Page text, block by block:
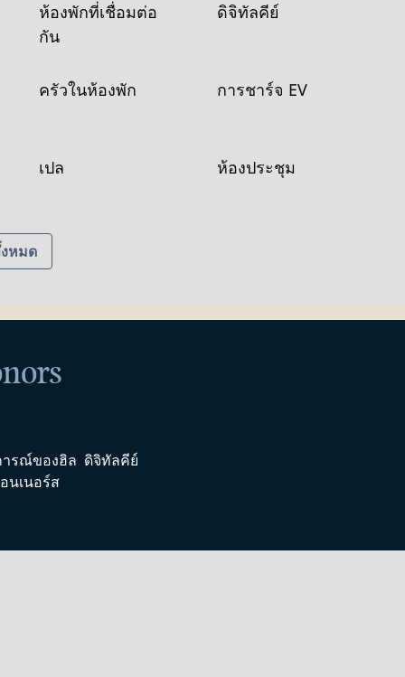
ห้องพักที่เชื่อมต่อ
กัน
ดิจิทัลคีย์
ครัวในห้องพัก การชาร์จ EV
เปล ห้องประชุม
หมด
รณ์ของฮิล
นเนอร์ส
ดิจิทัลคีย์